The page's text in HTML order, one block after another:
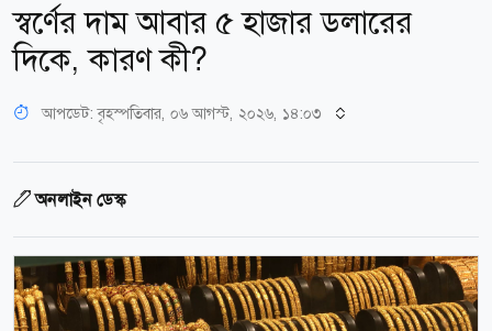
স্বর্ণের দাম আবার ৫ হাজার ডলারের
দিকে, কারণ কী?
আপডেট: বৃহস্পতিবার, ০৬ আগস্ট, ২০২৬, ১৪:০৩
অনলাইন ডেস্ক